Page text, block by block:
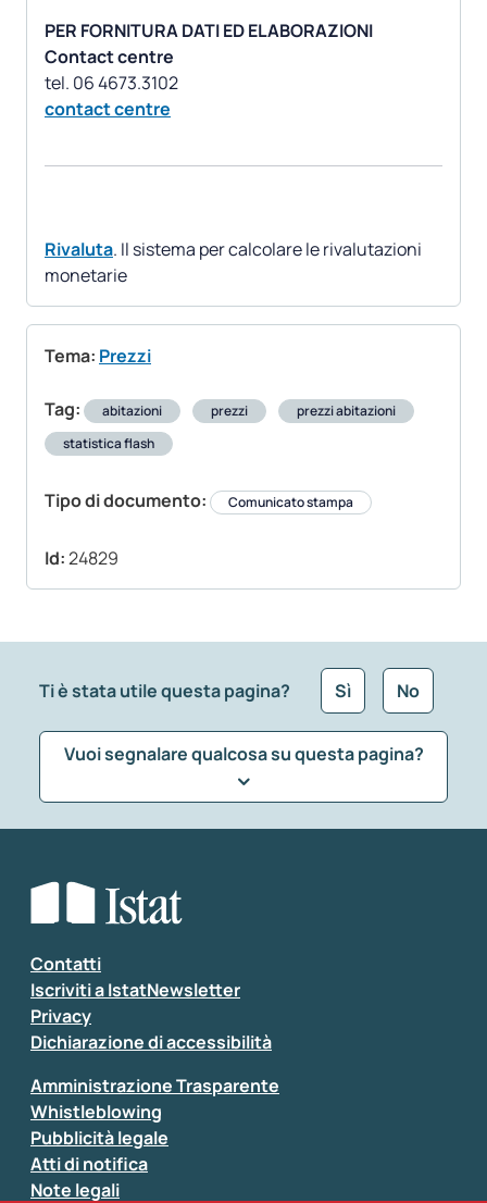
PER FORNITURA DATI ED ELABORAZIONI
Contact centre
contact centre
Rivaluta. Il sistema per calcolare le rivalutazioni
monetarie
Tema: Prezzi
Tag: abitazioni prezzi
prezzi abitazioni
statistica flash
Tipo di documento: Comunicato stampa
Id:24829
Ti è stata utile questa pagina? Sì No
Vuoi segnalare qualcosa su questa pagina?
Seleziona la tipologia della segnalazione
Inserisci il tuo commento
Contatti
Iscriviti a IstatNewsletter
Privacy
Dichiarazione di accessibilità
Amministrazione Trasparente
Whistleblowing
Pubblicità legale
Atti di notifica
Note legali